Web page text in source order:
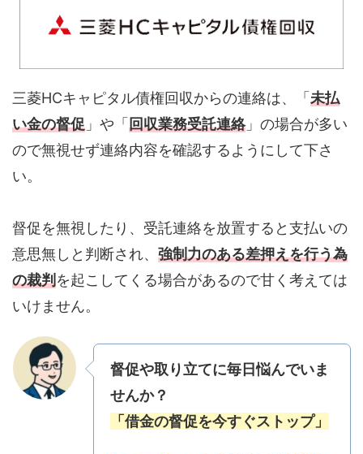
三菱HCキャピタル債権回収からの連絡は、「 未払
い金の督促 」や「 回収業務受託連絡」の場合が多い
ので無視せず連絡内容を確認するようにして下さ
い。
督促を無視したり、受託連絡を放置すると支払いの
意思無しと判断され、 強制力のある差押えを行う為
の裁判を起こしてくる場合があるので甘く考えては
いけません。
督促や取り立てに毎日悩んでいま
せんか？
「借金の督促を今すぐストップ」